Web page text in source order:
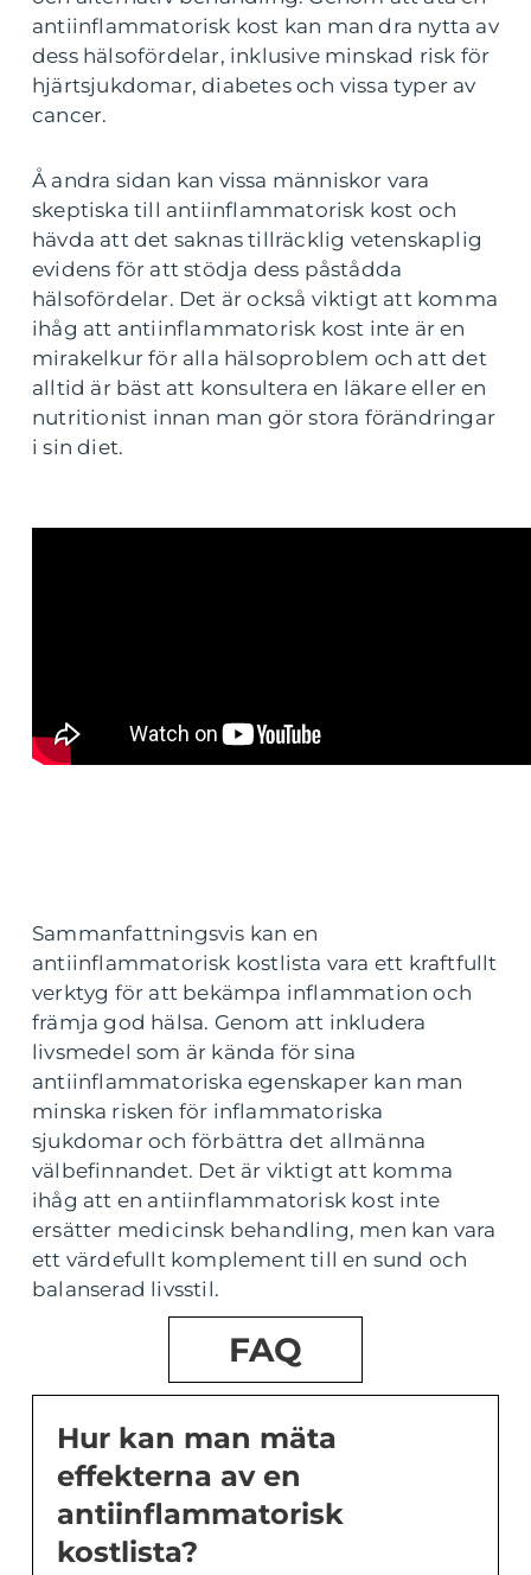
antiinflammatorisk kost kan man dra nytta av
dess hälsofördelar, inklusive minskad risk för
hjärtsjukdomar, diabetes och vissa typer av
cancer.
Å andra sidan kan vissa människor vara
skeptiska till antiinflammatorisk kost och
hävda att det saknas tillräcklig vetenskaplig
evidens för att stödja dess påstådda
hälsofördelar. Det är också viktigt att komma
ihåg att antiinflammatorisk kost inte är en
mirakelkur för alla hälsoproblem och att det
alltid är bäst att konsultera en läkare eller en
nutritionist innan man gör stora förändringar
i sin diet.
Sammanfattningsvis kan en
antiinflammatorisk kostlista vara ett kraftfullt
verktyg för att bekämpa inflammation och
främja god hälsa. Genom att inkludera
livsmedel som är kända för sina
antiinflammatoriska egenskaper kan man
minska risken för inflammatoriska
sjukdomar och förbättra det allmänna
välbefinnandet. Det är viktigt att komma
ihåg att en antiinflammatorisk kost inte
ersätter medicinsk behandling, men kan vara
ett värdefullt komplement till en sund och
balanserad livsstil.
FAQ
Hur kan man mäta
effekterna av en
antiinflammatorisk
kostlista?